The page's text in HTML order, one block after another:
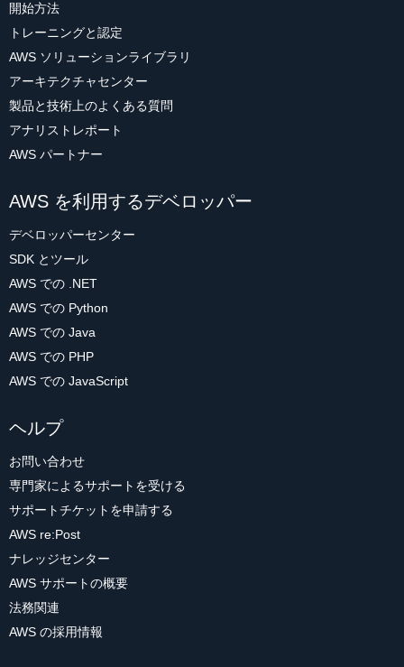
開始方法
トレーニングと認定
AWS ソリューションライブラリ
アーキテクチャセンター
製品と技術上のよくある質問
アナリストレポート
AWS パートナー
AWS を利用するデベロッパー
デベロッパーセンター
SDK とツール
AWS での .NET
AWS での Python
AWS での Java
AWS での PHP
AWS での JavaScript
ヘルプ
お問い合わせ
専門家によるサポートを受ける
サポートチケットを申請する
AWS re:Post
ナレッジセンター
AWS サポートの概要
法務関連
AWS の採用情報